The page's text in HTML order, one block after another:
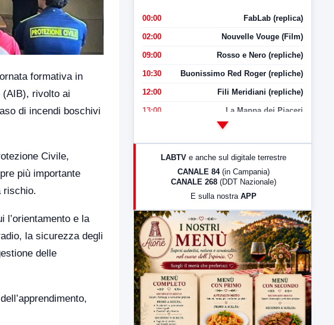
formativa in
(AIB), rivolto ai
di incendi boschivi
Civile,
più importante
rischio.
l’orientamento e la
la sicurezza degli
delle
00:00 FabLab (replica)
02:00 Nouvelle Vouge (Film)
09:00 Rosso e Nero (repliche)
10:30 Buonissimo Red Roger (repliche)
12:00 Fili Meridiani (repliche)
13:00 La Mappa dei Piaceri
LabNews (Diretta)
23:00 LabNews (replica)
LABTV e anche sul digitale terrestre
CANALE 84 (in Campania)
CANALE 268 (DDT Nazionale)
E sulla nostra APP